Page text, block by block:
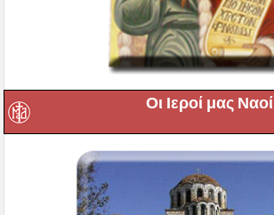
Οι Ιεροί μας Ναοί